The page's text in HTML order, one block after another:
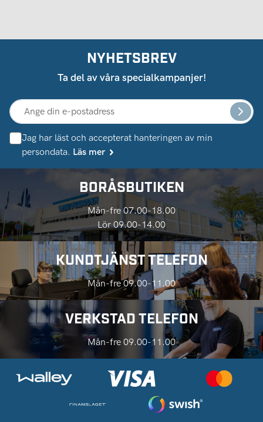
NYHETSBREV
Ta del av våra specialkampanjer!
Jag har läst och accepterat hanteringen av min
persondata. Läs mer
BORÅSBUTIKEN
Mån-fre 07.00-18.00
Lör 09.00-14.00
KUNDTJÄNST TELEFON
Mån-fre 09.00-11.00
VERKSTAD TELEFON
Mån-fre 09.00-11.00